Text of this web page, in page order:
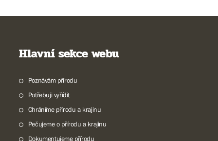
Hlavní sekce webu
Poznávám přírodu
Potřebuji vyřídit
Chráníme přírodu a krajinu
Pečujeme o přírodu a krajinu
Dokumentujeme přírodu